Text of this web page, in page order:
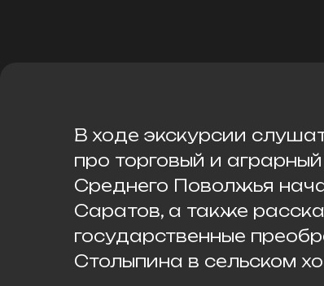
В ходе экскурсии
про торговый и
Среднего Поволжья
Саратов, а также
государственные
Столыпина в сельском